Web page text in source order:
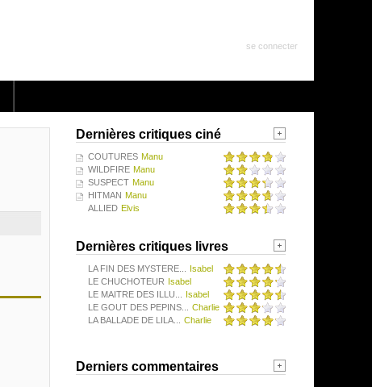
se connecter
Dernières critiques ciné
COUTURES Manu
WILDFIRE Manu
SUSPECT Manu
HITMAN Manu
ALLIED Elvis
Dernières critiques livres
LA FIN DES MYSTERE...
Isabel
LE CHUCHOTEUR Isabel
LE MAITRE DES ILLU...
Isabel
LE GOUT DES PEPINS...
Charlie
LA BALLADE DE LILA...
Charlie
Derniers commentaires